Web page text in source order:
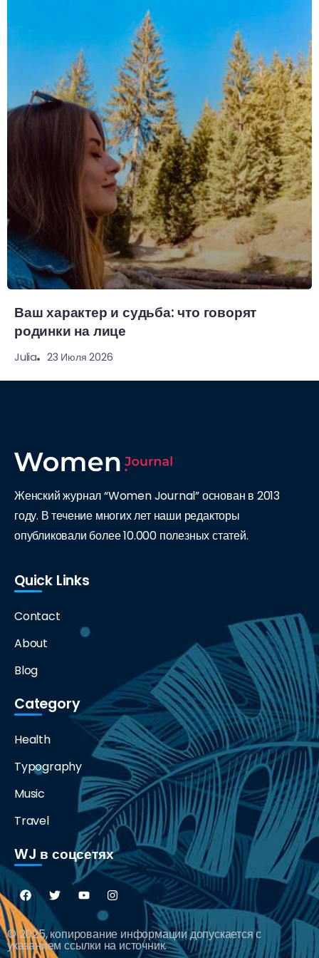
Ваш характер и судьба: что говорят
родинки на лице
Julia 23 Июля 2026
Женский журнал “Women Journal” основан в 2013
году. В течение многих лет наши редакторы
опубликовали более 10.000 полезных статей.
Quick Links
Contact
About
Blog
Category
Health
Typography
Music
Travel
WJ в соцсетях
© 2025, копирование информации допускается с
указанием ссылки на источник.